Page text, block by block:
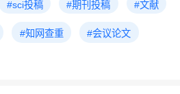
#sci投稿 #期刊投稿 #文献
#知网查重 #会议论文